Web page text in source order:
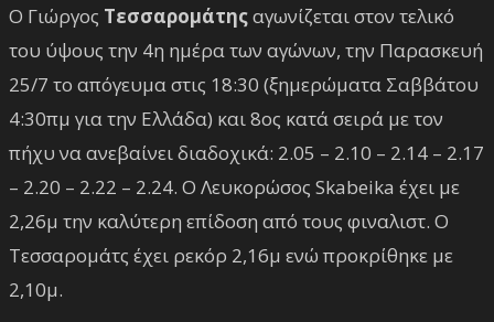
Ο Γιώργος Τεσσαρομάτηςαγωνίζεται στον τελικό
του ύψους την 4η ημέρα των αγώνων, την Παρασκευή
25/7 το απόγευμα στις 18:30 (ξημερώματα Σαββάτου
4:30πμ για την Ελλάδα) και 8ος κατά σειρά με τον
πήχυ να ανεβαίνει διαδοχικά: 2.05 – 2.10 – 2.14 – 2.17
– 2.20 – 2.22 – 2.24. Ο Λευκορώσος Skabeika έχει με
2,26μ την καλύτερη επίδοση από τους φιναλιστ. Ο
Τεσσαρομάτς έχει ρεκόρ 2,16μ ενώ προκρίθηκε με
2,10μ.